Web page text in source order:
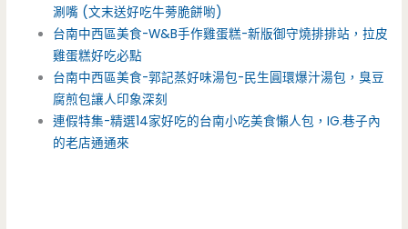
涮嘴 (文末送好吃牛蒡脆餅喲)
台南中西區美食-W&B手作雞蛋糕-新版御守燒排排站，拉皮
雞蛋糕好吃必點
台南中西區美食-郭記蒸好味湯包-民生圓環爆汁湯包，臭豆
腐煎包讓人印象深刻
連假特集-精選14家好吃的台南小吃美食懶人包，IG.巷子內
的老店通通來